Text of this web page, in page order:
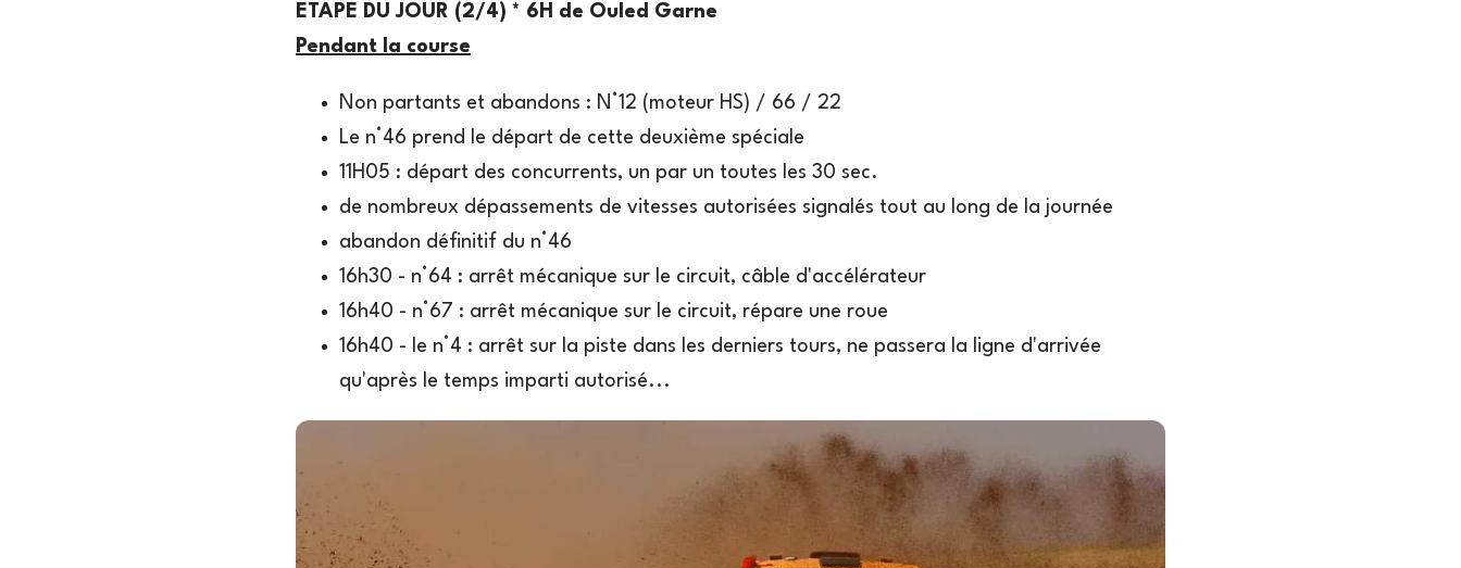
ETAPE DU JOUR (2/4) * 6H de Ouled Garne
Pendant la course
Non partants et abandons : N°12 (moteur HS) / 66 / 22
Le n°46 prend le départ de cette deuxième spéciale
11H05 : départ des concurrents, un par un toutes les 30 sec.
de nombreux dépassements de vitesses autorisées signalés tout au long de la journée
abandon définitif du n°46
16h30 - n°64 : arrêt mécanique sur le circuit, câble d'accélérateur
16h40 - n°67 : arrêt mécanique sur le circuit, répare une roue
16h40 - le n°4 : arrêt sur la piste dans les derniers tours, ne passera la ligne d'arrivée
qu'après le temps imparti autorisé...